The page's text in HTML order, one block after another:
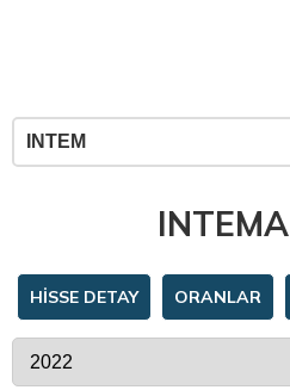
INTEMA
HİSSE DETAY ORANLAR